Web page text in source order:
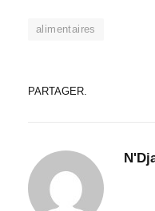
alimentaires
PARTAGER.